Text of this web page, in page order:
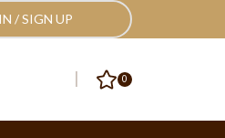
Nos Pack, et cadeaux
/ SIGN UP
0